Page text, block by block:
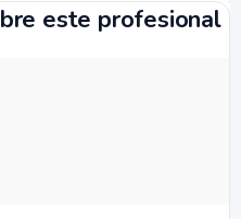
este profesional